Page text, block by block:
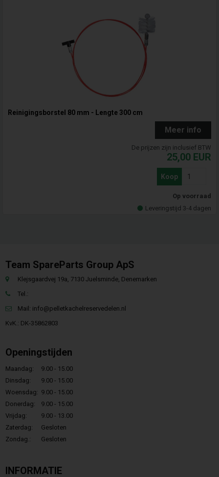
Reinigingsborstel 80 mm - Lengte 300 cm
Meer info
De prijzen zijn inclusief BTW
25,00 EUR
Koop
Op voorraad
Leveringstijd 3-4 dagen
Team SpareParts Group ApS
Klejsgaardvej 19a, 7130 Juelsminde, Denemarken
Tel.:
Mail: info@pelletkachelreservedelen.nl
KvK.: DK-35862803
Openingstijden
Maandag:
9.00 - 15.00
Dinsdag:
9.00 - 15.00
Woensdag: 9.00 - 15.00
Donerdag:
9.00 - 15.00
Vrijdag:
9.00 - 13.00
Zaterdag:
Gesloten
Zondag.:
Gesloten
INFORMATIE